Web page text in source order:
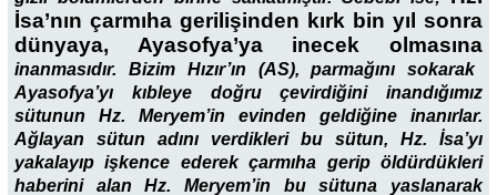
İsa’nın çarmıha gerilişinden kırk bin yıl sonra
dünyaya, Ayasofya’ya inecek olmasına
inanmasıdır. Bizim Hızır’ın (AS), parmağını sokarak
Ayasofya’yı kıbleye doğru çevirdiğini inandığımız
sütunun Hz. Meryem’in evinden geldiğine inanırlar.
Ağlayan sütun adını verdikleri bu sütun, Hz. İsa’yı
yakalayıp işkence ederek çarmıha gerip öldürdükleri
haberini alan Hz. Meryem’in bu sütuna yaslanarak